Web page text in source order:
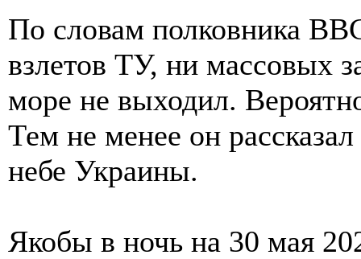
По словам полковника
взлетов ТУ, ни массовых
море не выходил.
Тем не менее он
небе Украины.
Якобы в ночь на 30 мая